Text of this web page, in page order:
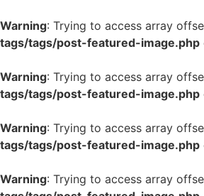
Warning: Trying to access array
tags/tags/post-featured-image.php
Warning: Trying to access array
tags/tags/post-featured-image.php
Warning: Trying to access array
tags/tags/post-featured-image.php
Warning: Trying to access array